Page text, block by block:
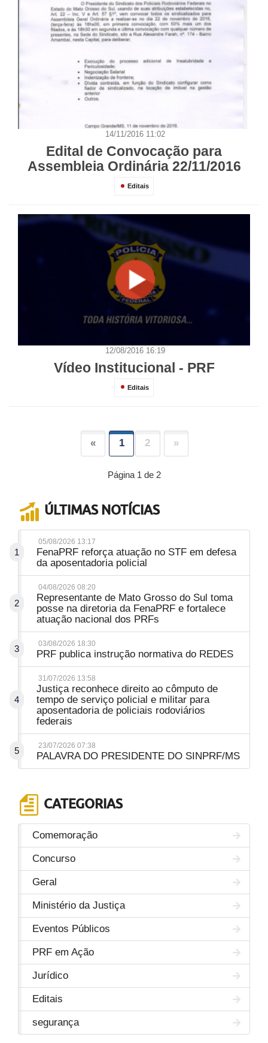
14/11/2016 11:02
Edital de Convocação para
Assembleia Ordinária 22/11/2016
Editais
12/08/2016 16:19
Vídeo Institucional - PRF
Editais
« 1 2 »
Página 1 de 2
ÚLTIMAS NOTÍCIAS
1
05/08/2026 13:17
FenaPRF reforça atuação no STF em defesa
da aposentadoria policial
2
04/08/2026 08:20
Representante de Mato Grosso do Sul toma
posse na diretoria da FenaPRF e fortalece
atuação nacional dos PRFs
3
03/08/2026 18:30
PRF publica instrução normativa do REDES
4
31/07/2026 13:58
Justiça reconhece direito ao cômputo de
tempo de serviço policial e militar para
aposentadoria de policiais rodoviários
federais
5
23/07/2026 07:38
PALAVRA DO PRESIDENTE DO SINPRF/MS
CATEGORIAS
Comemoração
Concurso
Geral
Ministério da Justiça
Eventos Públicos
PRF em Ação
Jurídico
Editais
segurança